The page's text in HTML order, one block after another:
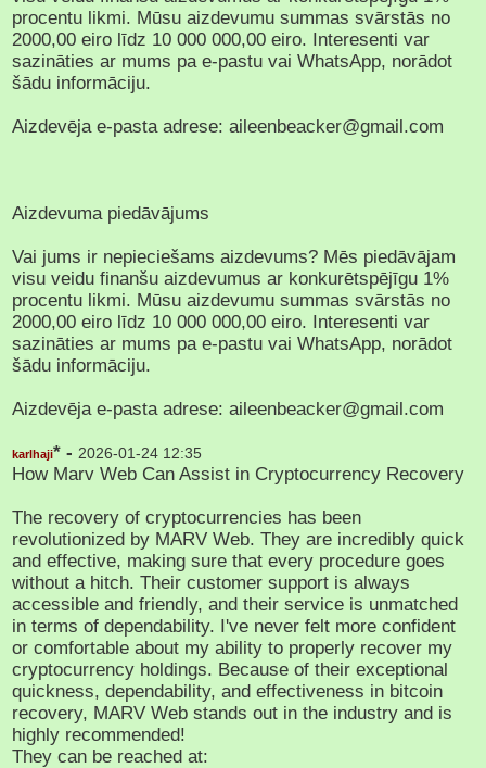
procentu likmi. Mūsu aizdevumu summas svārstās no
2000,00 eiro līdz 10 000 000,00 eiro. Interesenti var
sazināties ar mums pa e-pastu vai WhatsApp, norādot
šādu informāciju.
Aizdevēja e-pasta adrese: aileenbeacker@gmail.com
Aizdevuma piedāvājums
Vai jums ir nepieciešams aizdevums? Mēs piedāvājam
visu veidu finanšu aizdevumus ar konkurētspējīgu 1%
procentu likmi. Mūsu aizdevumu summas svārstās no
2000,00 eiro līdz 10 000 000,00 eiro. Interesenti var
sazināties ar mums pa e-pastu vai WhatsApp, norādot
šādu informāciju.
Aizdevēja e-pasta adrese: aileenbeacker@gmail.com
karlhaji* - 2026-01-24 12:35
How Marv Web Can Assist in Cryptocurrency Recovery
The recovery of cryptocurrencies has been
revolutionized by MARV Web. They are incredibly quick
and effective, making sure that every procedure goes
without a hitch. Their customer support is always
accessible and friendly, and their service is unmatched
in terms of dependability. I've never felt more confident
or comfortable about my ability to properly recover my
cryptocurrency holdings. Because of their exceptional
quickness, dependability, and effectiveness in bitcoin
recovery, MARV Web stands out in the industry and is
highly recommended!
They can be reached at: